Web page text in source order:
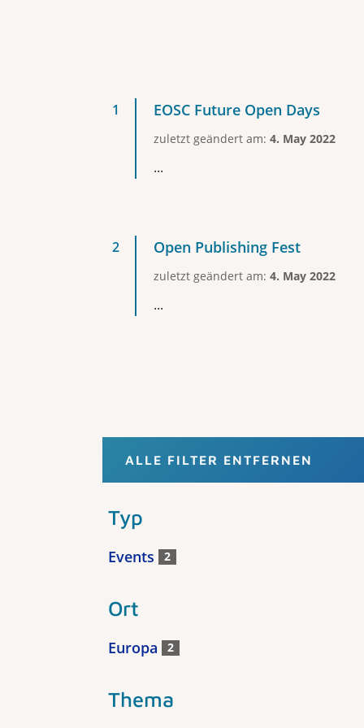
EOSC Future Open Days
zuletzt geändert am: 4. May 2022
...
Open Publishing Fest
zuletzt geändert am: 4. May 2022
...
ALLE FILTER ENTFERNEN
Typ
Events 2
Ort
Europa 2
Thema